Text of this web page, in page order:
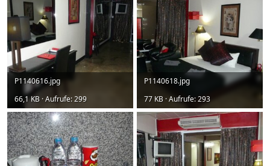
P1140616.jpg
66,1 KB · Aufrufe: 299
P1140618.jpg
77 KB · Aufrufe: 293